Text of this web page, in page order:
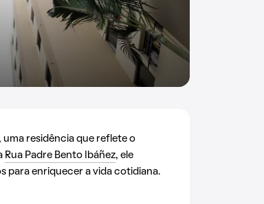
residência que reflete o
Rua Padre Bento Ibáñez, ele
para enriquecer a vida cotidiana.